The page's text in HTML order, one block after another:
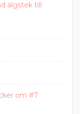
älgstek till
om #7